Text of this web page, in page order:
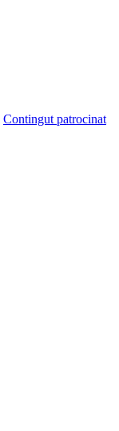
Contingut patrocinat